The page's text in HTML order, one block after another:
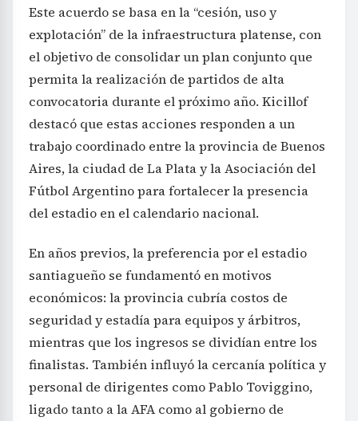
Este acuerdo se basa en la “cesión, uso y
explotación” de la infraestructura platense, con
el objetivo de consolidar un plan conjunto que
permita la realización de partidos de alta
convocatoria durante el próximo año. Kicillof
destacó que estas acciones responden a un
trabajo coordinado entre la provincia de Buenos
Aires, la ciudad de La Plata y la Asociación del
Fútbol Argentino para fortalecer la presencia
del estadio en el calendario nacional.
En años previos, la preferencia por el estadio
santiagueño se fundamentó en motivos
económicos: la provincia cubría costos de
seguridad y estadía para equipos y árbitros,
mientras que los ingresos se dividían entre los
finalistas. También influyó la cercanía política y
personal de dirigentes como Pablo Toviggino,
ligado tanto a la AFA como al gobierno de